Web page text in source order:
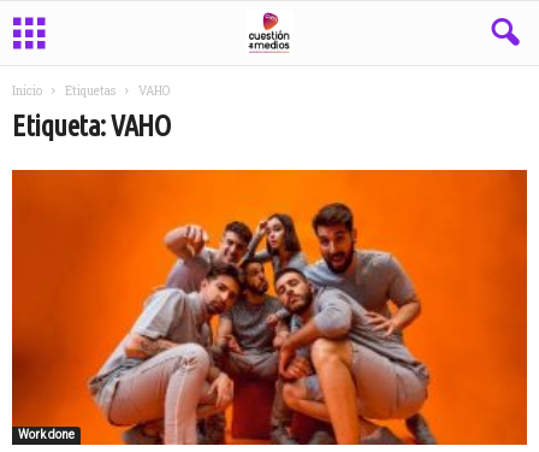
Inicio Etiquetas VAHO
Etiqueta: VAHO
Work done